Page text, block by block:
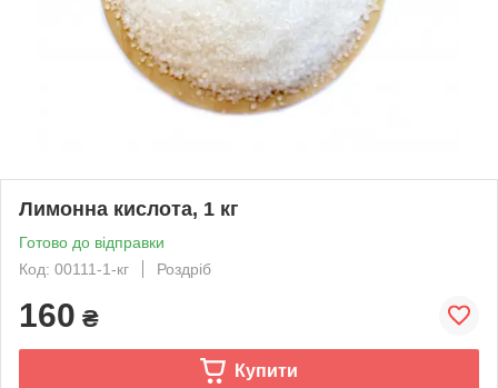
Лимонна кислота, 1 кг
Готово до відправки
Код: 00111-1-кг
Роздріб
160 ₴
Купити